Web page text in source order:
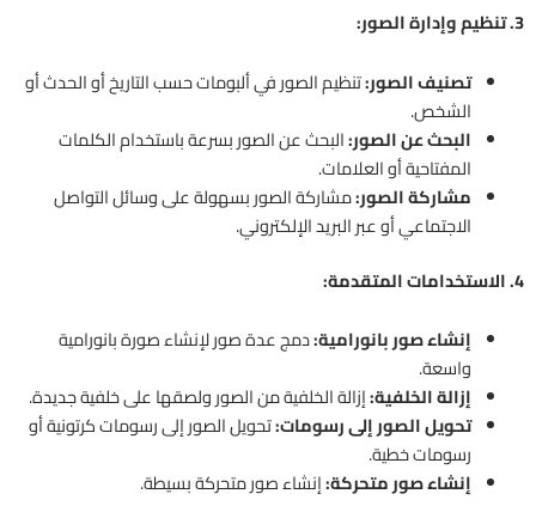
3. تنظيم وإدارة الصور:
تصنيف الصور:تنظيم الصور في ألبومات حسب التاريخ أو الحدث أو
الشخص.
البحث عن الصور:البحث عن الصور بسرعة باستخدام الكلمات
المفتاحية أو العلامات.
مشاركة الصور:مشاركة الصور بسهولة على وسائل التواصل
الاجتماعي أو عبر البريد الإلكتروني.
4. الاستخدامات المتقدمة:
إنشاء صور بانورامية:دمج عدة صور لإنشاء صورة بانورامية
واسعة.
إزالة الخلفية:إزالة الخلفية من الصور ولصقها على خلفية جديدة.
تحويل الصور إلى رسومات:تحويل الصور إلى رسومات كرتونية أو
رسومات خطية.
إنشاء صور متحركة:إنشاء صور متحركة بسيطة.